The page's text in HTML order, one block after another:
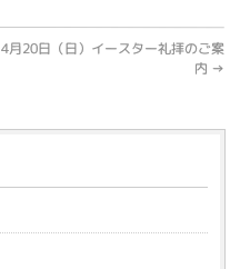
4月20日（日）イースター礼拝のご案
内 →